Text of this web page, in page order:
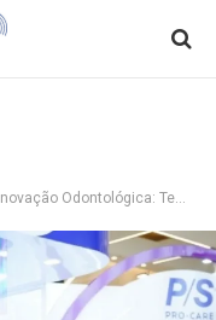
Inovação Odontológica: Tecnologia Microbiome no Creme Dental Pro-Care da P/S